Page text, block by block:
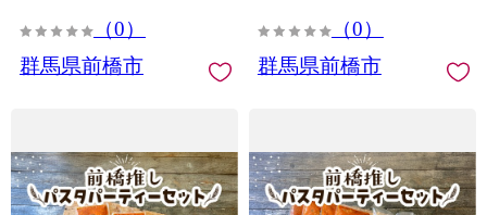
（0）
群馬県前橋市
（0）
群馬県前橋市